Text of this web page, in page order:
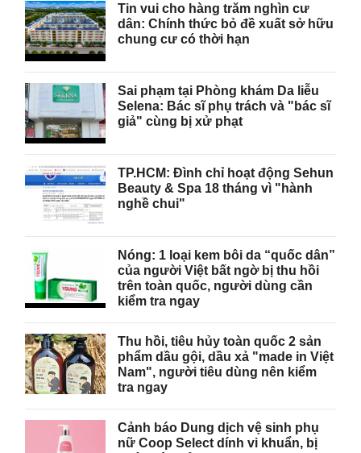
Tin vui cho hàng trăm nghìn cư
dân: Chính thức bỏ đề xuất sở hữu
chung cư có thời hạn
Sai phạm tại Phòng khám Da liễu
Selena: Bác sĩ phụ trách và "bác sĩ
giả" cùng bị xử phạt
TP.HCM: Đình chỉ hoạt động Sehun
Beauty & Spa 18 tháng vì "hành
nghề chui"
Nóng: 1 loại kem bôi da “quốc dân”
của người Việt bất ngờ bị thu hồi
trên toàn quốc, người dùng cần
kiểm tra ngay
Thu hồi, tiêu hủy toàn quốc 2 sản
phẩm dầu gội, dầu xả "made in Việt
Nam", người tiêu dùng nên kiểm
tra ngay
Cảnh báo Dung dịch vệ sinh phụ
nữ Coop Select dính vi khuẩn, bị